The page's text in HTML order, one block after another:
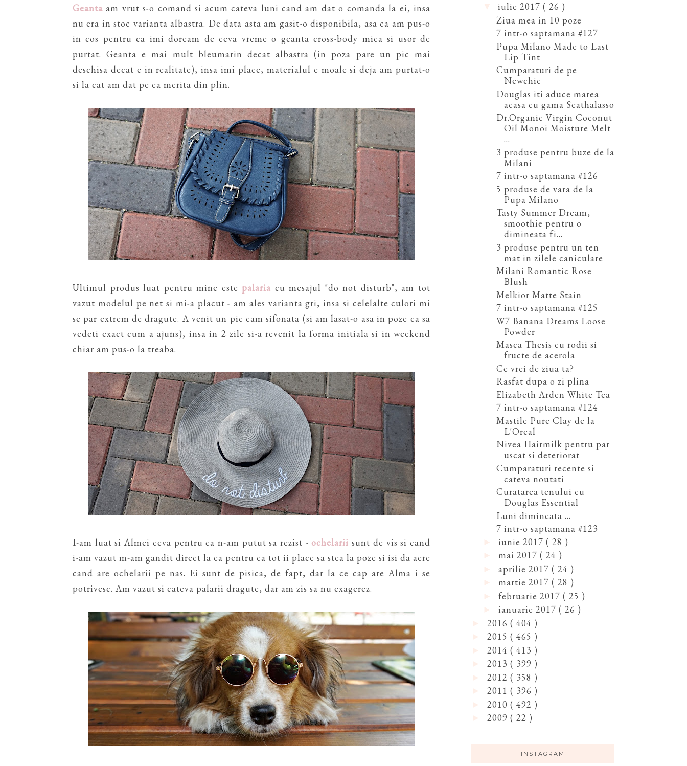
Geanta am vrut s-o comand si acum cateva luni cand am dat o comanda la ei, insa
nu era in stoc varianta albastra. De data asta am gasit-o disponibila, asa ca am pus-o
in cos pentru ca imi doream de ceva vreme o geanta cross-body mica si usor de
purtat. Geanta e mai mult bleumarin decat albastra (in poza pare un pic mai
deschisa decat e in realitate), insa imi place, materialul e moale si deja am purtat-o
si la cat am dat pe ea merita din plin.
Ultimul produs luat pentru mine este palaria cu mesajul "do not disturb", am tot
vazut modelul pe net si mi-a placut - am ales varianta gri, insa si celelalte culori mi
se par extrem de dragute. A venit un pic cam sifonata (si am lasat-o asa in poze ca sa
vedeti exact cum a ajuns), insa in 2 zile si-a revenit la forma initiala si in weekend
chiar am pus-o la treaba.
I-am luat si Almei ceva pentru ca n-am putut sa rezist - ochelarii sunt de vis si cand
i-am vazut m-am gandit direct la ea pentru ca tot ii place sa stea la poze si isi da aere
cand are ochelarii pe nas. Ei sunt de pisica, de fapt, dar la ce cap are Alma i se
potrivesc. Am vazut si cateva palarii dragute, dar am zis sa nu exagerez.
iulie 2017 ( 26 )
Ziua mea in 10 poze
7 intr-o saptamana #127
Pupa Milano Made to Last
Lip Tint
Cumparaturi de pe
Newchic
Douglas iti aduce marea
acasa cu gama Seathalasso
Dr.Organic Virgin Coconut
Oil Monoi Moisture Melt
...
3 produse pentru buze de la
Milani
7 intr-o saptamana #126
5 produse de vara de la
Pupa Milano
Tasty Summer Dream,
smoothie pentru o
dimineata fi...
3 produse pentru un ten
mat in zilele caniculare
Milani Romantic Rose
Blush
Melkior Matte Stain
7 intr-o saptamana #125
W7 Banana Dreams Loose
Powder
Masca Thesis cu rodii si
fructe de acerola
Ce vrei de ziua ta?
Rasfat dupa o zi plina
Elizabeth Arden White Tea
7 intr-o saptamana #124
Mastile Pure Clay de la
L'Oreal
Nivea Hairmilk pentru par
uscat si deteriorat
Cumparaturi recente si
cateva noutati
Curatarea tenului cu
Douglas Essential
Luni dimineata ...
7 intr-o saptamana #123
iunie 2017 ( 28 )
mai 2017 ( 24 )
aprilie 2017 ( 24 )
martie 2017 ( 28 )
februarie 2017 ( 25 )
ianuarie 2017 ( 26 )
2016 ( 404 )
2015 ( 465 )
2014 ( 413 )
2013 ( 399 )
2012 ( 358 )
2011 ( 396 )
2010 ( 492 )
2009 ( 22 )
INSTAGRAM